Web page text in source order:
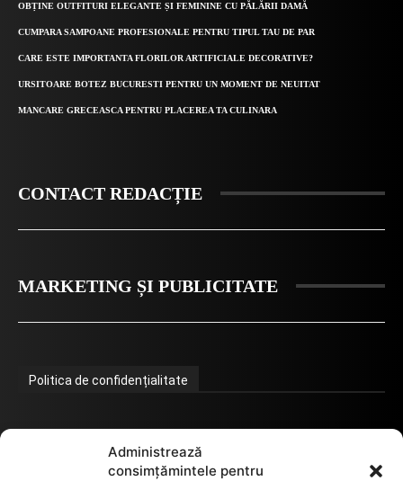
Administrează
consimțămintele pentru
OBȚINE OUTFITURI ELEGANTE ȘI FEMININE CU PĂLĂRII DAMĂ
CUMPARA SAMPOANE PROFESIONALE PENTRU TIPUL TAU DE PAR
CARE ESTE IMPORTANTA FLORILOR ARTIFICIALE DECORATIVE?
URSITOARE BOTEZ BUCURESTI PENTRU UN MOMENT DE NEUITAT
MANCARE GRECEASCA PENTRU PLACEREA TA CULINARA
CONTACT REDACȚIE
MARKETING ȘI PUBLICITATE
Politica de confidențialitate
Termeni de utilizare